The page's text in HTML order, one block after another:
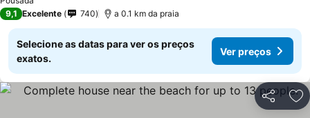
9,1 Excelente 740 a 0.1 km da praia
Selecione as datas para ver os preços
exatos.
Ver preços
Partilhar